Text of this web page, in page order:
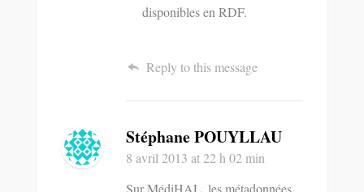
disponibles en RDF.
Reply to this message
Stéphane POUYLLAU
8 avril 2013 at 22 h 02 min
Sur MédiHAL, les métadonnées